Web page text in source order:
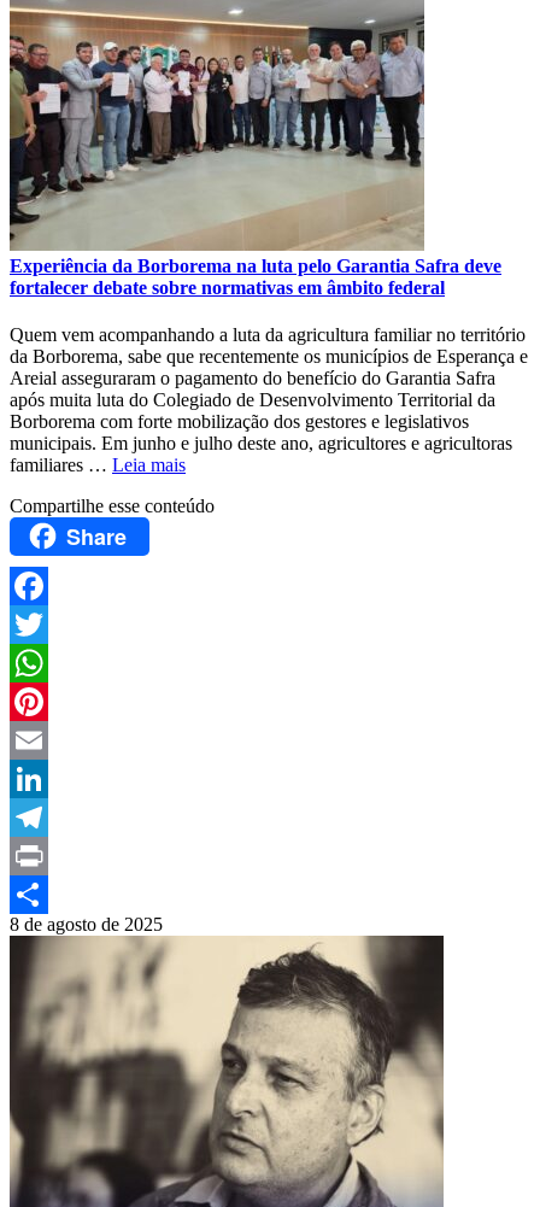
Experiência da Borborema na luta pelo Garantia Safra deve
fortalecer debate sobre normativas em âmbito federal
Quem vem acompanhando a luta da agricultura familiar no território
da Borborema, sabe que recentemente os municípios de Esperança e
Areial asseguraram o pagamento do benefício do Garantia Safra
após muita luta do Colegiado de Desenvolvimento Territorial da
Borborema com forte mobilização dos gestores e legislativos
municipais. Em junho e julho deste ano, agricultores e agricultoras
familiares … Leia mais
Compartilhe esse conteúdo
Share
Facebook
Twitter
WhatsApp
Pinterest
Email
LinkedIn
Telegram
Print
Compartilhar
8 de agosto de 2025